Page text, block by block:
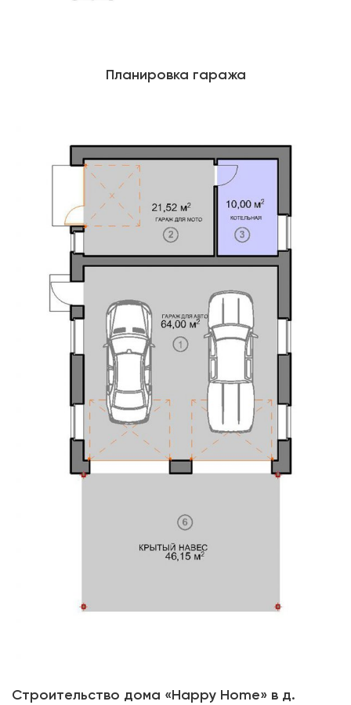
Планировка гаража
Строительство дома «Happy Home» в д.